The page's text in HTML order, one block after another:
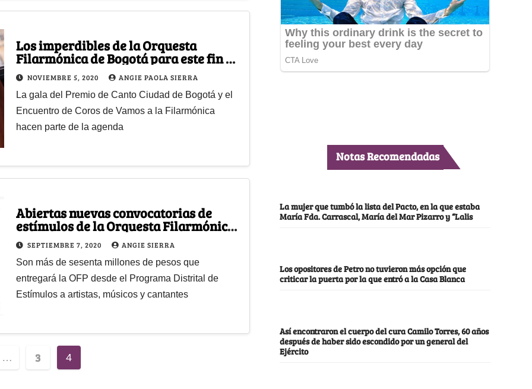
Los imperdibles de la Orquesta
Filarmónica de Bogotá para este fin de
semana
NOVIEMBRE 5, 2020 ANGIE PAOLA SIERRA
La gala del Premio de Canto Ciudad de Bogotá y el
Encuentro de Coros de Vamos a la Filarmónica
hacen parte de la agenda
Abiertas nuevas convocatorias de
estímulos de la Orquesta Filarmónica
de Bogotá
SEPTIEMBRE 7, 2020 ANGIE SIERRA
Son más de sesenta millones de pesos que
entregará la OFP desde el Programa Distrital de
Estímulos a artistas, músicos y cantantes
… 3 4
Notas Recomendadas
La mujer que tumbó la lista del Pacto, en la que estaba
María Fda. Carrascal, María del Mar Pizarro y “Lalis
Los opositores de Petro no tuvieron más opción que
criticar la puerta por la que entró a la Casa Blanca
Así encontraron el cuerpo del cura Camilo Torres, 60 años
después de haber sido escondido por un general del
Ejército